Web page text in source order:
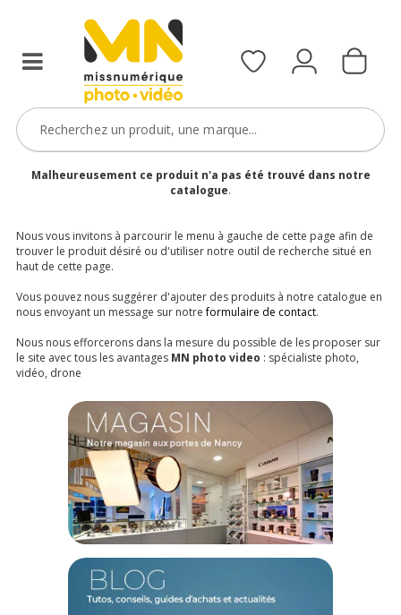
Malheureusement ce produit n'a pas été trouvé dans notre
catalogue.
Nous vous invitons à parcourir le menu à gauche de cette page afin de
trouver le produit désiré ou d'utiliser notre outil de recherche situé en
haut de cette page.
Vous pouvez nous suggérer d'ajouter des produits à notre catalogue en
nous envoyant un message sur notreformulaire de contact.
Nous nous efforcerons dans la mesure du possible de les proposer sur
le site avec tous les avantages MN photo video : spécialiste photo,
vidéo, drone